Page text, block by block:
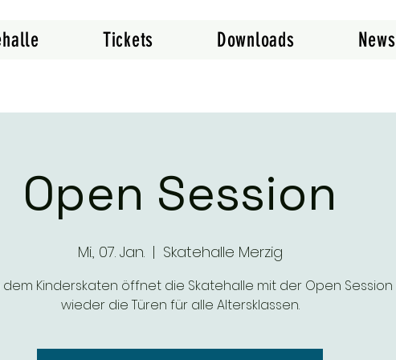
Tickets Downloads News
Open Session
Mi., 07. Jan.
  |
Skatehalle Merzig
dem Kinderskaten öffnet die Skatehalle mit der Open Session
wieder die Türen für alle Altersklassen.